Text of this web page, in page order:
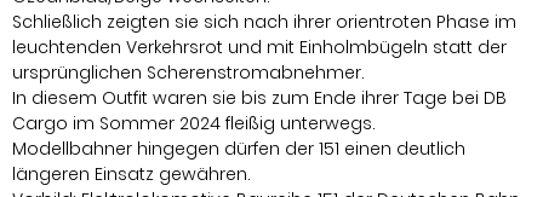
Schließlich zeigten sie sich nach ihrer orientroten Phase im
leuchtenden Verkehrsrot und mit Einholmbügeln statt der
ursprünglichen Scherenstromabnehmer.
In diesem Outfit waren sie bis zum Ende ihrer Tage bei DB
Cargo im Sommer 2024 fleißig unterwegs.
Modellbahner hingegen dürfen der 151 einen deutlich
längeren Einsatz gewähren.